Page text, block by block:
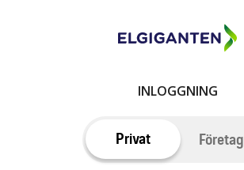
INLOGGNING
Privat Företag